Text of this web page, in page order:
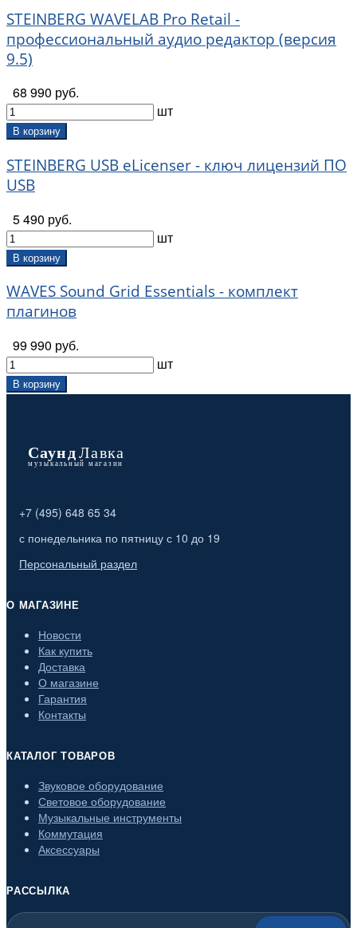
STEINBERG WAVELAB Pro Retail -
профессиональный аудио редактор (версия
9.5)
68 990 руб.
шт
В корзину
STEINBERG USB eLicenser - ключ лицензий ПО
USB
5 490 руб.
шт
В корзину
WAVES Sound Grid Essentials - комплект
плагинов
99 990 руб.
шт
В корзину
+7 (495) 648 65 34
с понедельника по пятницу с 10 до 19
Персональный раздел
О МАГАЗИНЕ
Новости
Как купить
Доставка
О магазине
Гарантия
Контакты
КАТАЛОГ ТОВАРОВ
Звуковое оборудование
Световое оборудование
Музыкальные инструменты
Коммутация
Аксессуары
РАССЫЛКА